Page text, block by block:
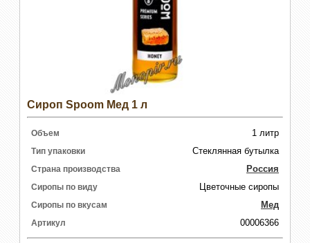
Сироп Spoom Мед 1 л
Объем 1 литр
Тип упаковки Стеклянная бутылка
Страна производства Россия
Сиропы по виду Цветочные сиропы
Сиропы по вкусам Мед
Артикул 00006366